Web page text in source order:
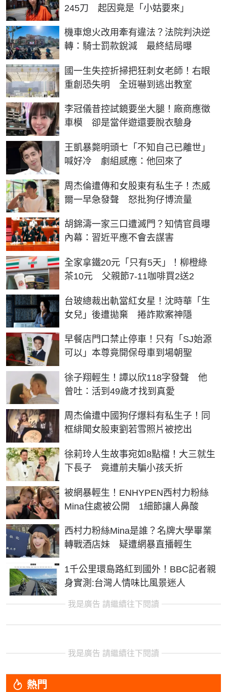
245刀 起因竟是「小姑要來」
機車熄火改用牽有違法？法院判決逆
轉：騎士罰款銳減 最終結局曝
國一生失控折掃把狂刺女老師！右眼
重創恐失明 全班嚇到逃出教室
李冠儀昔控試鏡要坐大腿！廠商應徵
車模 卻是當伴遊還要脫衣驗身
王凱暴斃明頭七「不知自己已離世」
喊好冷 劇組感應：他回來了
周杰倫遭傳和女股東有私生子！杰威
爾一早急發聲 怒批狗仔博流量
胡錦濤一家三口遭滅門？知情官員曝
內幕：習近平應不會去謀害
全家拿鐵20元「只有5天」！柳橙綠
茶10元 父親節7-11咖啡買2送2
台玻總裁出軌當紅女星！沈時華「生
女兒」後遭拋棄 捲詐欺案神隱
早餐店門口禁止停車！只有「SJ始源
可以」本尊竟開保母車到場朝聖
徐子翔輕生！譚以欣118字發聲 他
曾吐：活到49歲才找到真愛
周杰倫遭中國狗仔爆料有私生子！同
框緋聞女股東劉若雪照片被挖出
徐莉玲人生故事宛如8點檔！大三就生
下長子 竟遭前夫騙小孩夭折
被網暴輕生！ENHYPEN西村力粉絲
Mina住處被公開 1細節讓人鼻酸
西村力粉絲Mina是誰？名牌大學畢業
轉戰酒店妹 疑遭網暴直播輕生
1千公里環島路紅到國外！BBC記者親
身實測:台灣人情味比風景迷人
我是廣告 請繼續往下閱讀
我是廣告 請繼續往下閱讀
熱門